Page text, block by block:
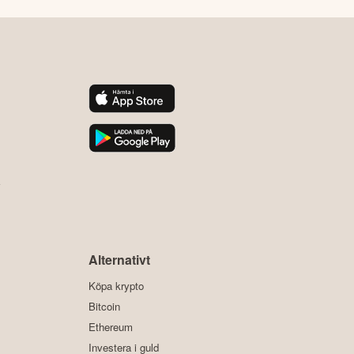
Alternativt
Köpa krypto
Bitcoin
Ethereum
Investera i guld